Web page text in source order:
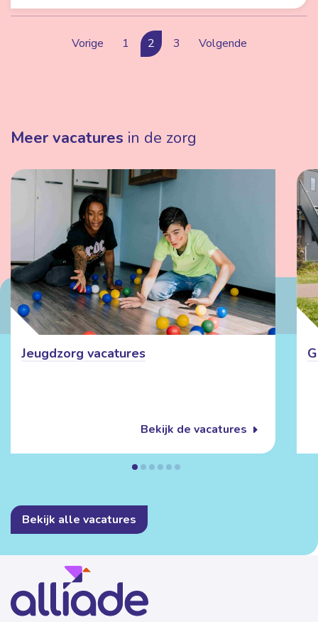
Vorige 1 2 3 Volgende
Meer vacatures in de zorg
Jeugdzorg vacatures
Bekijk de vacatures
Bekijk alle vacatures